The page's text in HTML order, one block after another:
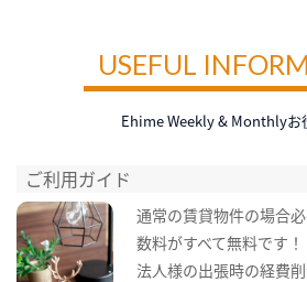
USEFUL
Ehime Weekly & Monthlyお
ご利用ガイド
通常の賃貸物件の場合
数料がすべて無料です！
法人様の出張時の経費